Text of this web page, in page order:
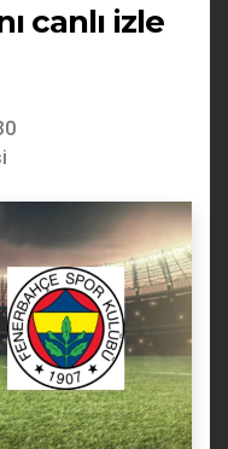
canlı izle